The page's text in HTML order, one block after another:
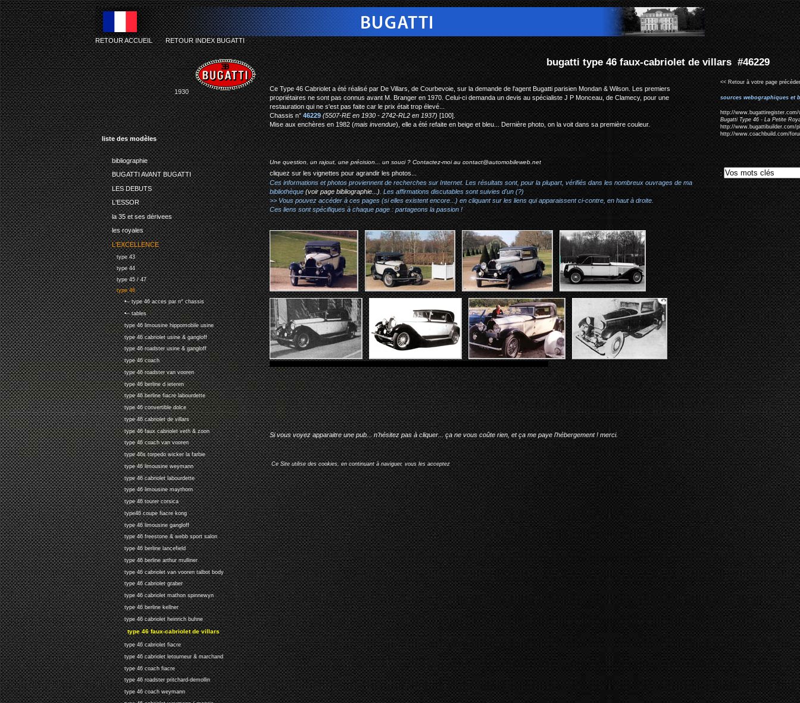
liste des modèles
bibliographie
BUGATTI AVANT BUGATTI
LES DEBUTS
L'ESSOR
la 35 et ses dérivees
les royales
L'EXCELLENCE
type 43
type 44
type 45 / 47
type 46
•-- type 46 acces par n° chassis
•-- tables
type 46 limousine hippomobile usine
type 46 cabriolet usine & gangloff
type 46 roadster usine & gangloff
type 46 coach
type 46 roadster van vooren
type 46 berline d ieteren
type 46 berline fiacre labourdette
type 46 convertible dolce
type 46 cabriolet de villars
type 46 faux cabriolet veth & zoon
type 46 coach van vooren
type 46s torpedo wicker la farbie
type 46 limousine weymann
type 46 cabriolet labourdette
type 46 limousine maythorn
type 46 tourer corsica
type46 coupe fiacre kong
type 46 limousine gangloff
type 46 freestone & webb sport salon
type 46 berline lancefield
type 46 berline arthur mulliner
type 46 cabriolet van vooren talbot body
type 46 cabriolet graber
type 46 cabriolet mathon spinnewyn
type 46 berline kellner
type 46 cabriolet heinrich buhne
type 46 faux-cabriolet de villars
type 46 cabriolet fiacre
type 46 cabriolet letourneur & marchand
type 46 coach fiacre
type 46 roadster pritchard-demollin
type 46 coach weymann
bugatti type 46 faux-cabriolet de villars #46229
RETOUR ACCUEIL-RETOUR INDEX BUGATTI
1930
Ce Type 46 Cabriolet a été réalisé par De Villars, de Courbevoie, sur la demande de l'agent Bugatti parisien Mondan & Wilson. Les premiers
propriétaires ne sont pas connus avant M. Branger en 1970. Celui-ci demanda un devis au spécialiste J P Monceau, de Clamecy, pour une
restauration qui ne s'est pas faite car le prix était trop élevé...
Chassis n°46229 (5507-RE en 1930 - 2742-RL2 en 1937)[100].
Mise aux enchères en 1982 (mais invendue), elle a été refaite en beige et bleu... Dernière photo, on la voit dans sa première couleur.
Une question, un rajout, une précision... un souci ? Contactez-moi aucontact@automobileweb.net
cliquez sur les vignettes pour agrandir les photos...
Ces informations et photos proviennent de recherches sur Internet. Les résultats sont, pour la plupart, vérifiés dans les nombreux ouvrages de ma
bibliothèque(voir page bibliographie...). Les affirmations discutables sont suivies d'un (?)
>> Vous pouvez accéder à ces pages (si elles existent encore...) en cliquant sur les liens qui apparaissent ci-contre, en haut à droite.
Ces liens sont spécifiques à chaque page : partageons la passion !
Si vous voyez apparaitre une pub... n'hésitez pas à cliquer... ça ne vous coûte rien, et ça me paye l'hébergement ! merci.
Ce Site utilise des cookies, en continuant à naviguer, vous les acceptez
<< Retour à votre page
sources webographiques et
http://
Bugatti Type 46 - La Petite
http://www.bugattibuilder.com/
http://www.coachbuild.com/
: